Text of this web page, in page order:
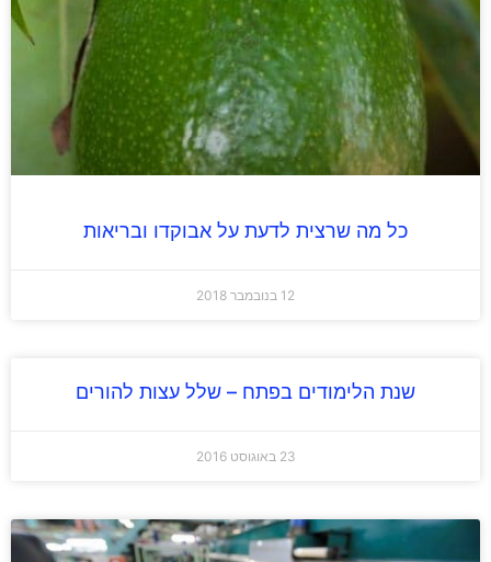
כל מה שרצית לדעת על אבוקדו ובריאות
שנת הלימודים בפתח – שלל עצות להורים